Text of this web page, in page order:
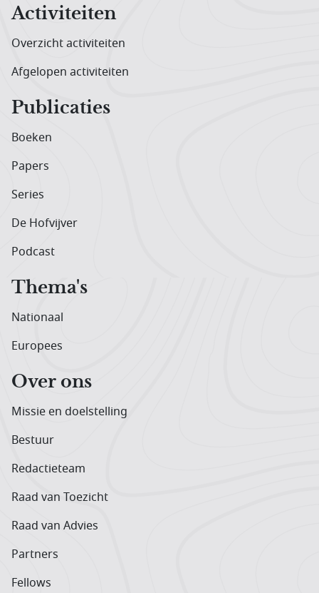
Activiteiten
Overzicht activiteiten
Afgelopen activiteiten
Publicaties
Boeken
Papers
Series
De Hofvijver
Podcast
Thema's
Nationaal
Europees
Over ons
Missie en doelstelling
Bestuur
Redactieteam
Raad van Toezicht
Raad van Advies
Partners
Fellows